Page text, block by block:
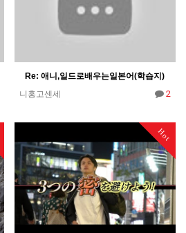
Re: 애니,일드로배우는일본어(학습지)
니홍고센세
2
Hot